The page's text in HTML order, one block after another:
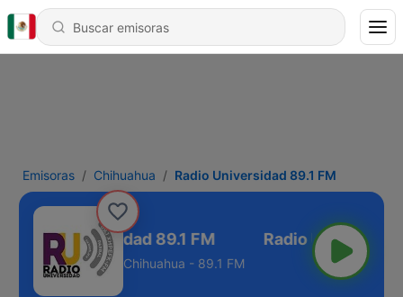
Emisoras Chihuahua Radio Universidad 89.1 FM
Radio Universidad 89.1 FM
Chihuahua - 89.1 FM